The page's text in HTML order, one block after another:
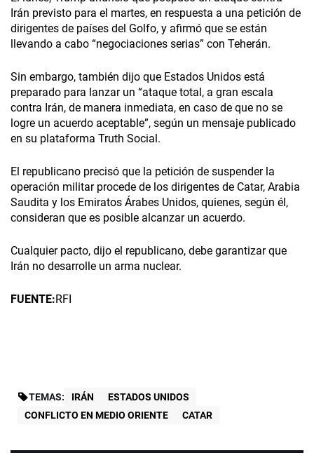
Irán previsto para el martes, en respuesta a una petición de
dirigentes de países del Golfo, y afirmó que se están
llevando a cabo “negociaciones serias” con Teherán.
Sin embargo, también dijo que Estados Unidos está
preparado para lanzar un “ataque total, a gran escala
contra Irán, de manera inmediata, en caso de que no se
logre un acuerdo aceptable”, según un mensaje publicado
en su plataforma Truth Social.
El republicano precisó que la petición de suspender la
operación militar procede de los dirigentes de Catar, Arabia
Saudita y los Emiratos Árabes Unidos, quienes, según él,
consideran que es posible alcanzar un acuerdo.
Cualquier pacto, dijo el republicano, debe garantizar que
Irán no desarrolle un arma nuclear.
FUENTE:RFI
TEMAS: IRÁN
ESTADOS UNIDOS
CONFLICTO EN MEDIO ORIENTE
CATAR